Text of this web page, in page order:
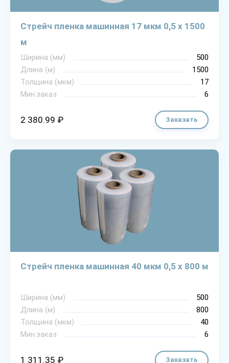
Стрейч пленка машинная 17 мкм 0,5 х 1500
м
Ширина (мм)
500
Длина (м)
1500
Толщина (мкм)
17
Мин.заказ
6
2 380.99 ₽ Заказать
Стрейч пленка машинная 40 мкм 0,5 х 800 м
Ширина (мм)
500
Длина (м)
800
Толщина (мкм)
40
Мин.заказ
6
1 311.35 ₽ Заказать